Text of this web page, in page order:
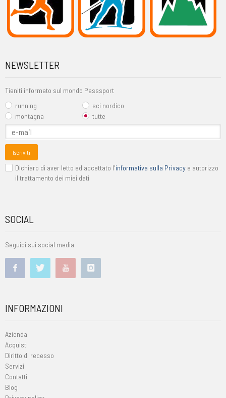
NEWSLETTER
Tieniti informato sul mondo Passsport
running
sci nordico
montagna
tutte
Iscriviti
Dichiaro di aver letto ed accettato l'informativa sulla Privacy e autorizzo
il trattamento dei miei dati
SOCIAL
Seguici sui social media
INFORMAZIONI
Azienda
Acquisti
Diritto di recesso
Servizi
Contatti
Blog